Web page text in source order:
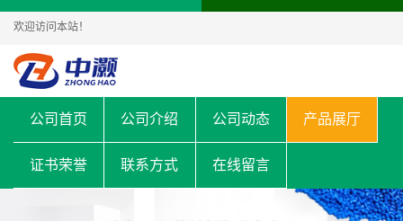
欢迎访问本站！
公司首页 公司介绍 公司动态 产品展厅
证书荣誉 联系方式 在线留言